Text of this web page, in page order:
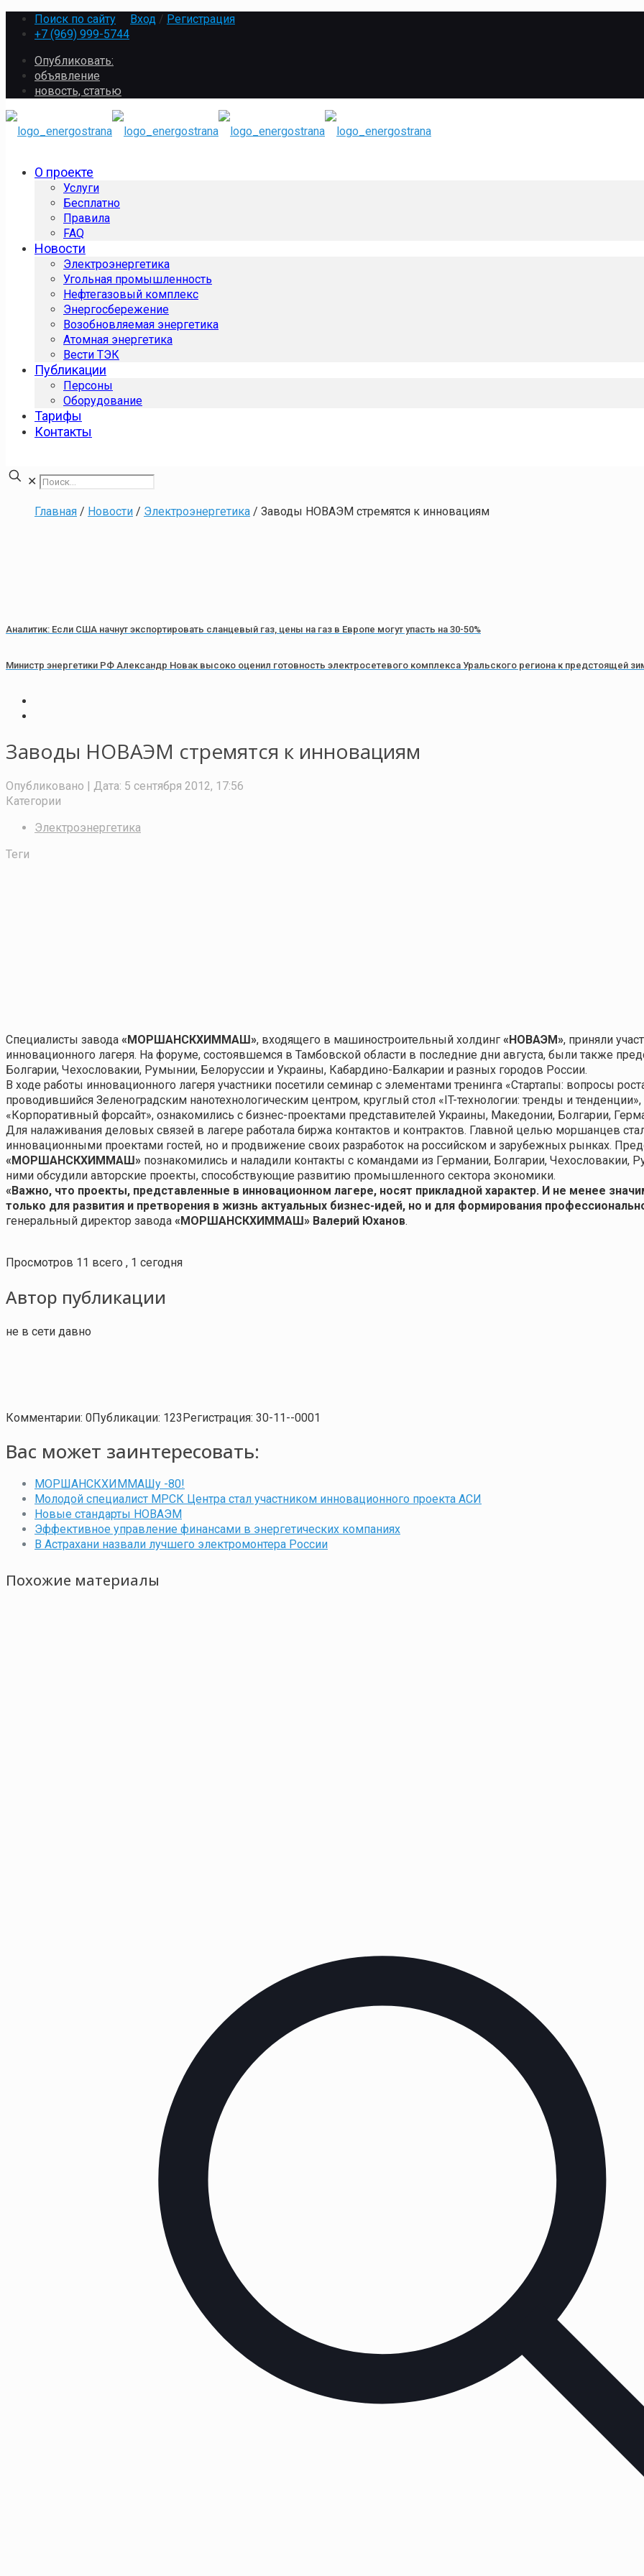
Поиск по сайту Вход / Регистрация
+7 (969) 999-5744
Опубликовать:
объявление
новость, статью
О проекте
Услуги
Бесплатно
Правила
FAQ
Новости
Электроэнергетика
Угольная промышленность
Нефтегазовый комплекс
Энергосбережение
Возобновляемая энергетика
Атомная энергетика
Вести ТЭК
Публикации
Персоны
Оборудование
Тарифы
Контакты
✕
Главная / Новости / Электроэнергетика / Заводы НОВАЭМ стремятся к инновациям
Аналитик: Если США начнут экспортировать сланцевый газ, цены на газ в Европе могут упасть на 30-50%
Министр энергетики РФ Александр Новак высоко оценил готовность электросетевого комплекса Уральского региона к предстоящей
Заводы НОВАЭМ стремятся к инновациям
Опубликовано | Дата: 5 сентября 2012, 17:56
Категории
Электроэнергетика
Теги
Специалисты завода «МОРШАНСКХИММАШ», входящего в машиностроительный холдинг «НОВАЭМ», приняли
инновационного лагеря. На форуме, состоявшемся в Тамбовской области в последние дни августа, были также
Болгарии, Чехословакии, Румынии, Белоруссии и Украины, Кабардино-Балкарии и разных городов России.
В ходе работы инновационного лагеря участники посетили семинар с элементами тренинга «Стартапы: вопросы
проводившийся Зеленоградским нанотехнологическим центром, круглый стол «IT-технологии: тренды и
«Корпоративный форсайт», ознакомились с бизнес-проектами представителей Украины, Македонии, Болгарии,
Для налаживания деловых связей в лагере работала биржа контактов и контрактов. Главной целью моршанцев
инновационными проектами гостей, но и продвижение своих разработок на российском и зарубежных рынках.
«МОРШАНСКХИММАШ» познакомились и наладили контакты с командами из Германии, Болгарии, Чехословакии,
ними обсудили авторские проекты, способствующие развитию промышленного сектора экономики.
«Важно, что проекты, представленные в инновационном лагере, носят прикладной характер. И не менее
только для развития и претворения в жизнь актуальных бизнес-идей, но и для формирования
генеральный директор завода «МОРШАНСКХИММАШ» Валерий Юханов.
Просмотров 11 всего , 1 сегодня
Автор публикации
не в сети давно
Комментарии: 0Публикации: 123 Регистрация: 30-11--0001
Вас может заинтересовать:
МОРШАНСКХИММАШу -80!
Молодой специалист МРСК Центра стал участником инновационного проекта АСИ
Новые стандарты НОВАЭМ
Эффективное управление финансами в энергетических компаниях
В Астрахани назвали лучшего электромонтера России
Похожие материалы